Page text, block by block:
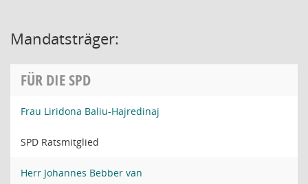
Mandatsträger:
FÜR DIE SPD
Frau Liridona Baliu-Hajredinaj
SPD Ratsmitglied
Herr Johannes Bebber van